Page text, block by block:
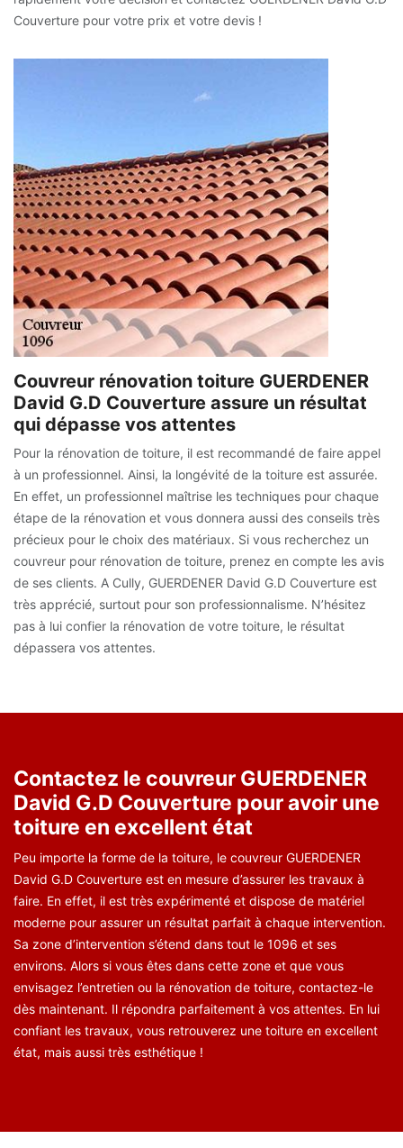
Couverture pour votre prix et votre devis !
Couvreur rénovation toiture GUERDENER
David G.D Couverture assure un résultat
qui dépasse vos attentes
Pour la rénovation de toiture, il est recommandé de faire appel
à un professionnel. Ainsi, la longévité de la toiture est assurée.
En effet, un professionnel maîtrise les techniques pour chaque
étape de la rénovation et vous donnera aussi des conseils très
précieux pour le choix des matériaux. Si vous recherchez un
couvreur pour rénovation de toiture, prenez en compte les avis
de ses clients. A Cully, GUERDENER David G.D Couverture est
très apprécié, surtout pour son professionnalisme. N’hésitez
pas à lui confier la rénovation de votre toiture, le résultat
dépassera vos attentes.
Contactez le couvreur GUERDENER
David G.D Couverture pour avoir une
toiture en excellent état
Peu importe la forme de la toiture, le couvreur GUERDENER
David G.D Couverture est en mesure d’assurer les travaux à
faire. En effet, il est très expérimenté et dispose de matériel
moderne pour assurer un résultat parfait à chaque intervention.
Sa zone d’intervention s’étend dans tout le 1096 et ses
environs. Alors si vous êtes dans cette zone et que vous
envisagez l’entretien ou la rénovation de toiture, contactez-le
dès maintenant. Il répondra parfaitement à vos attentes. En lui
confiant les travaux, vous retrouverez une toiture en excellent
état, mais aussi très esthétique !